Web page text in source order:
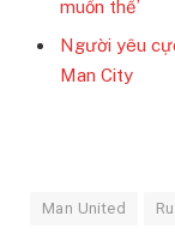
muốn thế’
Người yêu
Man City
Man United